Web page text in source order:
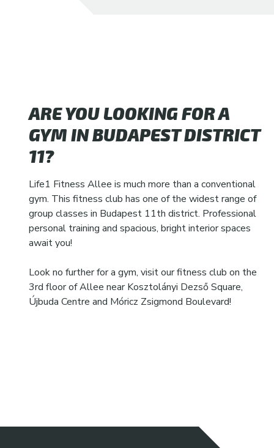
ARE YOU LOOKING FOR A
GYM IN BUDAPEST DISTRICT
11?
Life1 Fitness Allee is much more than a conventional
gym. This fitness club has one of the widest range of
group classes in Budapest 11th district. Professional
personal training and spacious, bright interior spaces
await you!
Look no further for a gym, visit our fitness club on the
3rd floor of Allee near Kosztolányi Dezső Square,
Újbuda Centre and Móricz Zsigmond Boulevard!